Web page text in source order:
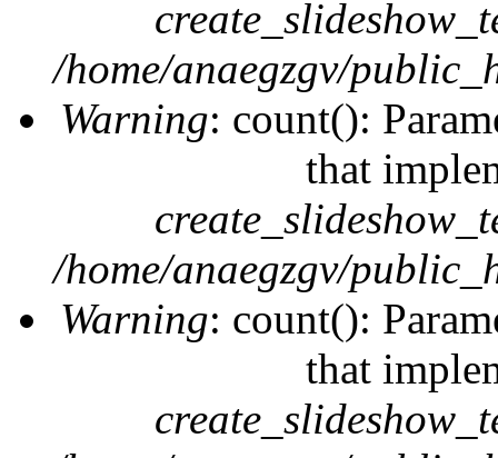
/home/anaegzgv/
Warning: count():
that
/home/anaegzgv/
Warning: count():
that